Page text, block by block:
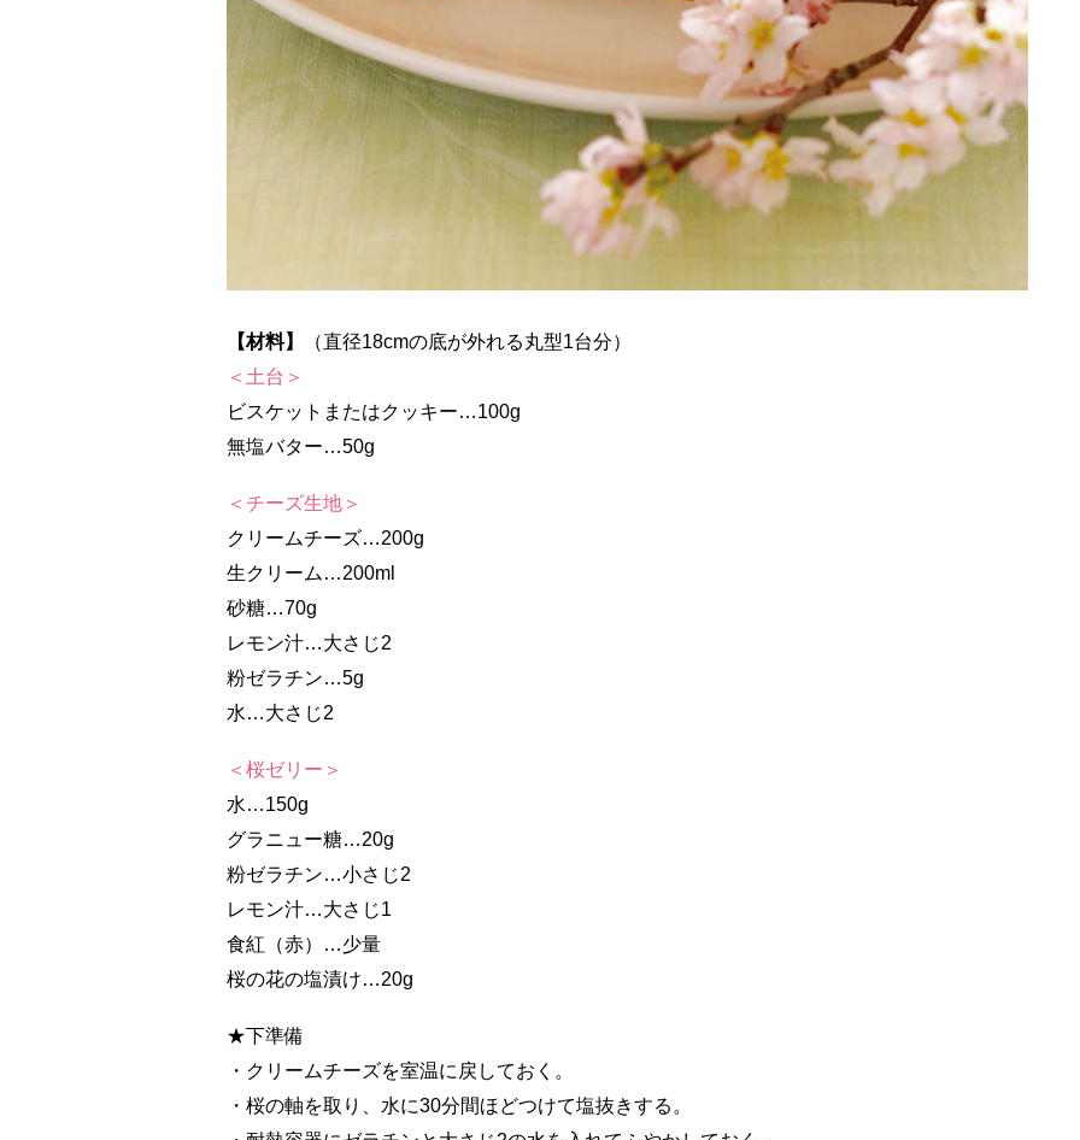
【材料】
（直径18cmの底が外れる丸型1台分）
＜土台＞
ビスケットまたはクッキー…100g
無塩バター…50g
＜チーズ生地＞
クリームチーズ…200g
生クリーム…200ml
砂糖…70g
レモン汁…大さじ2
粉ゼラチン…5g
水…大さじ2
＜桜ゼリー＞
水…150g
グラニュー糖…20g
粉ゼラチン…小さじ2
レモン汁…大さじ1
食紅（赤）…少量
桜の花の塩漬け…20g
★下準備
・クリームチーズを室温に戻しておく。
・桜の軸を取り、水に30分間ほどつけて塩抜きする。